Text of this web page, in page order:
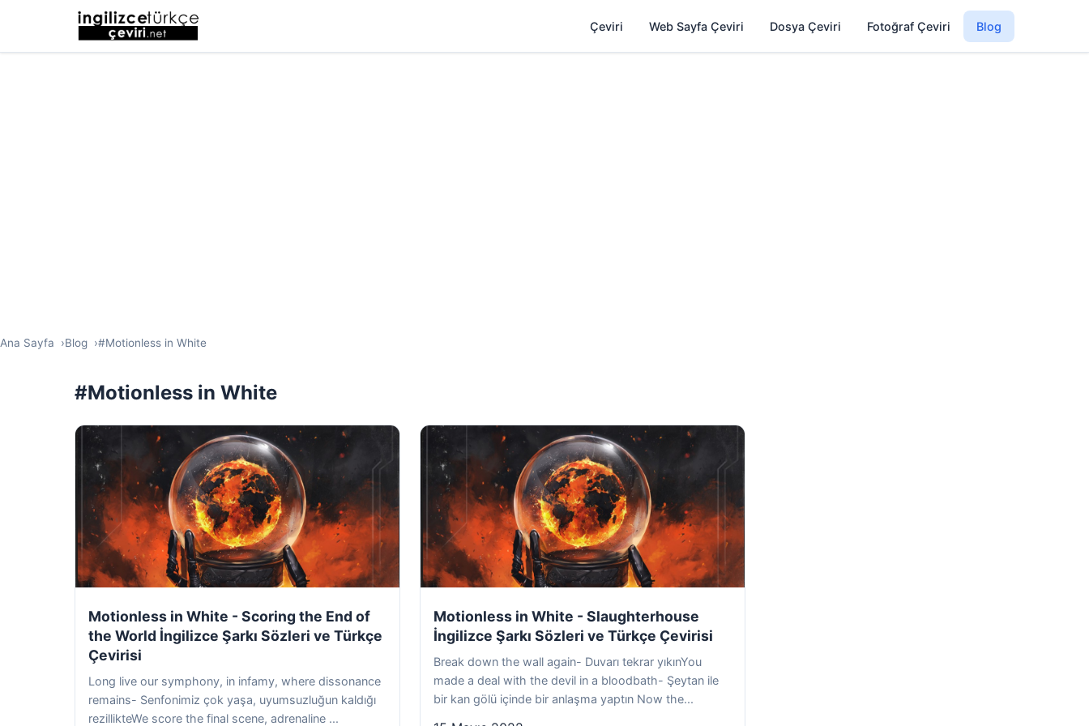
Çeviri Web Sayfa Çeviri Dosya Çeviri Fotoğraf Çeviri Blog
Ana Sayfa Blog #Motionless in White
#Motionless in White
Motionless in White - Scoring the End of
the World İngilizce Şarkı Sözleri ve Türkçe
Çevirisi
Long live our symphony, in infamy, where dissonance
remains- Senfonimiz çok yaşa, uyumsuzluğun kaldığı
rezillikteWe score the final scene, adrenaline ...
Motionless in White - Slaughterhouse
İngilizce Şarkı Sözleri ve Türkçe Çevirisi
Break down the wall again- Duvarı tekrar yıkınYou
made a deal with the devil in a bloodbath- Şeytan ile
bir kan gölü içinde bir anlaşma yaptın Now the...